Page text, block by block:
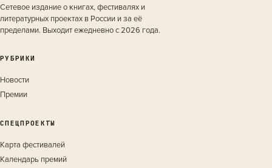
Сетевое издание о книгах, фестивалях и
литературных проектах в России и за её
пределами. Выходит ежедневно с 2026 года.
РУБРИКИ
Новости
Премии
СПЕЦПРОЕКТЫ
Карта фестивалей
Календарь премий